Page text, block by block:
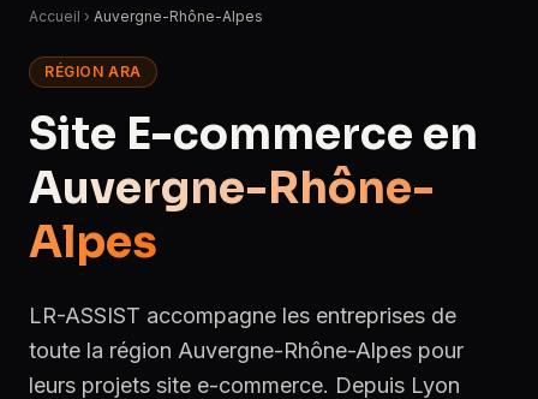
Accueil › Auvergne-Rhône-Alpes
RÉGION ARA
Site E-commerce en
Auvergne-Rhône-
Alpes
LR-ASSIST accompagne les entreprises de
toute la région Auvergne-Rhône-Alpes pour
leurs projets site e-commerce. Depuis Lyon